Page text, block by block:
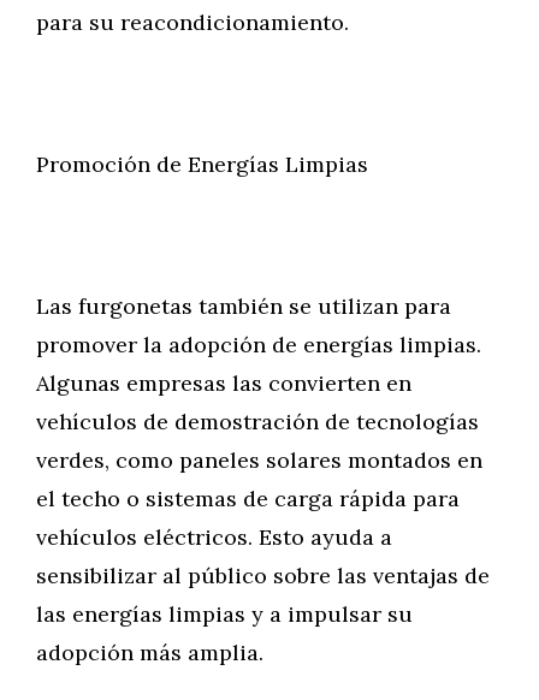
para su reacondicionamiento.
Promoción de Energías Limpias
Las furgonetas también se utilizan para
promover la adopción de energías limpias.
Algunas empresas las convierten en
vehículos de demostración de tecnologías
verdes, como paneles solares montados en
el techo o sistemas de carga rápida para
vehículos eléctricos. Esto ayuda a
sensibilizar al público sobre las ventajas de
las energías limpias y a impulsar su
adopción más amplia.